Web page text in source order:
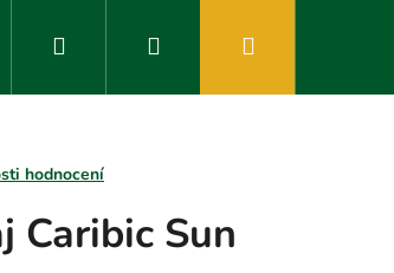
Hledat Přihlášení
hodnocení
Caribic Sun